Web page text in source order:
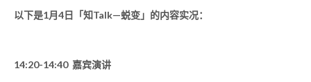
以下是1月4日「知Talk—蜕变」的内容实况：
14:20-14:40 嘉宾演讲